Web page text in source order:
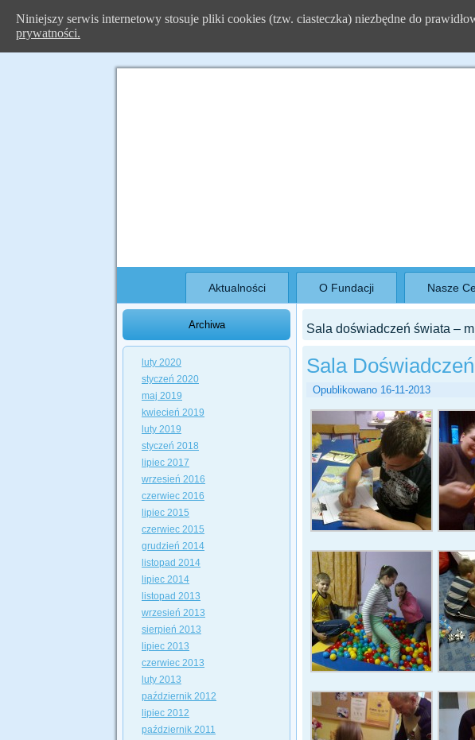
Aktualności O Fundacji Nasze
Archiwa
luty 2020
styczeń 2020
maj 2019
kwiecień 2019
luty 2019
styczeń 2018
lipiec 2017
wrzesień 2016
czerwiec 2016
lipiec 2015
czerwiec 2015
grudzień 2014
listopad 2014
lipiec 2014
listopad 2013
wrzesień 2013
sierpień 2013
lipiec 2013
czerwiec 2013
luty 2013
październik 2012
lipiec 2012
październik 2011
Sala doświadczeń świata –
Sala
Opublikowano 16-11-2013
Niniejszy serwis internetowy stosuje pliki cookies (tzw. ciasteczka) niezbędne do
prywatności.